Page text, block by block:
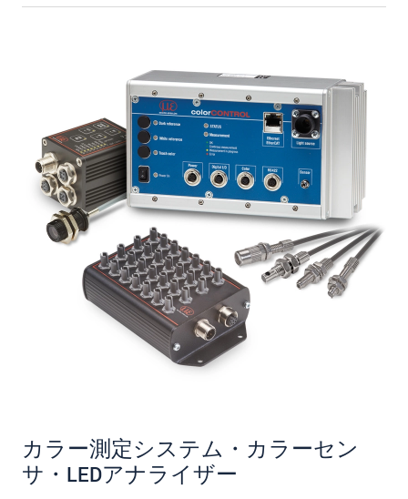
カラー測定システム・カラーセン
サ・LEDアナライザー